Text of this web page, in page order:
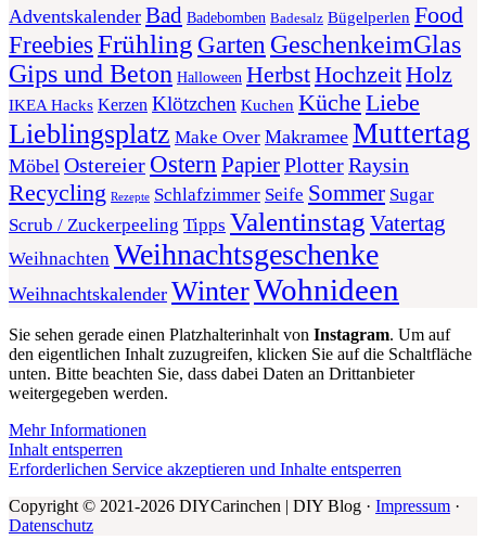
Adventskalender Bad Badebomben Badesalz Bügelperlen Food
FreebiesFrühling Garten GeschenkeimGlas
Gips und Beton Halloween HerbstHochzeitHolz
IKEA Hacks Kerzen Klötzchen Kuchen Küche Liebe
Lieblingsplatz Make Over Makramee Muttertag
Möbel Ostereier Ostern PapierPlotterRaysin
Recycling Rezepte Schlafzimmer Seife Sommer Sugar
Scrub / Zuckerpeeling Tipps Valentinstag Vatertag
Weihnachten Weihnachtsgeschenke
Weihnachtskalender WinterWohnideen
Sie sehen gerade einen Platzhalterinhalt von Instagram. Um auf
den eigentlichen Inhalt zuzugreifen, klicken Sie auf die Schaltfläche
unten. Bitte beachten Sie, dass dabei Daten an Drittanbieter
weitergegeben werden.
Mehr Informationen
Inhalt entsperren
Erforderlichen Service akzeptieren und Inhalte entsperren
Copyright © 2021-2026 DIYCarinchen | DIY Blog · Impressum ·
Datenschutz